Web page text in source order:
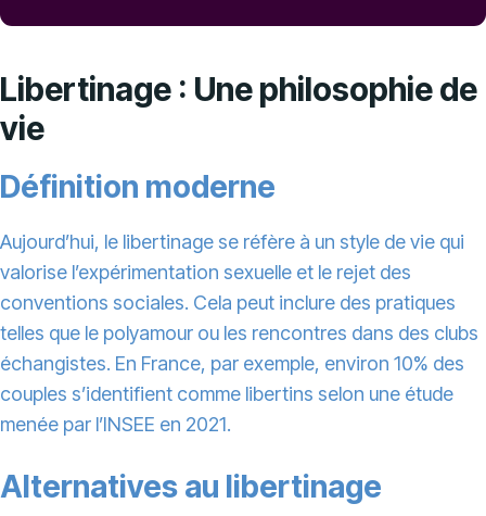
Libertinage : Une philosophie de
vie
Définition moderne
Aujourd’hui, le libertinage se réfère à un style de vie qui
valorise l’expérimentation sexuelle et le rejet des
conventions sociales. Cela peut inclure des pratiques
telles que le polyamour ou les rencontres dans des clubs
échangistes. En France, par exemple, environ 10% des
couples s’identifient comme libertins selon une étude
menée par l’INSEE en 2021.
Alternatives au libertinage